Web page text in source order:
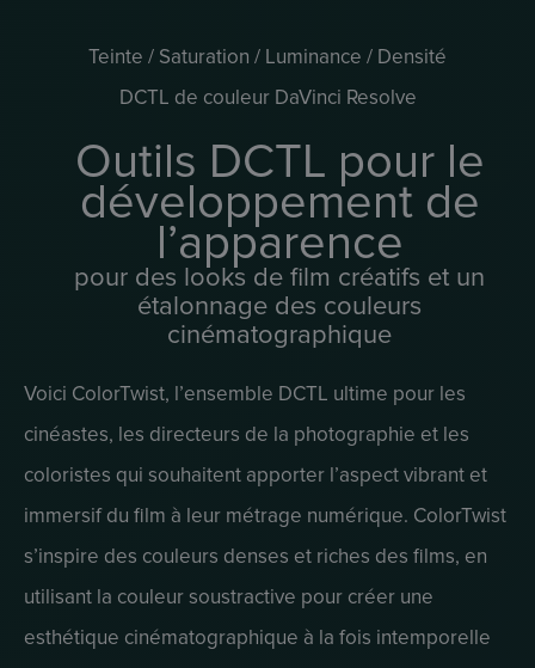
Teinte / Saturation / Luminance / Densité
DCTL de couleur DaVinci Resolve
Outils DCTL pour le
développement de
l’apparence
pour des looks de film créatifs et un
étalonnage des couleurs
cinématographique
Voici ColorTwist, l’ensemble DCTL ultime pour les
cinéastes, les directeurs de la photographie et les
coloristes qui souhaitent apporter l’aspect vibrant et
immersif du film à leur métrage numérique. ColorTwist
s’inspire des couleurs denses et riches des films, en
utilisant la couleur soustractive pour créer une
esthétique cinématographique à la fois intemporelle